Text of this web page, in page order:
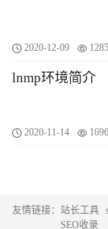
2020-12-09 1285
lnmp环境简介
2020-11-14 1696
友情链接： 站长工具
SEO收录